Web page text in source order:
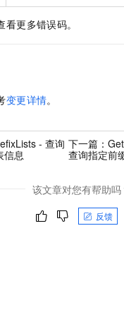
看更多错误码。
变更详情。
- 查询
信息
下一篇：
查询指定前
该文章对您有帮助吗
反馈